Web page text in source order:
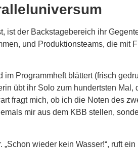
ist der Backstagebereich ihr
und Produktionsteams, die mit
Programmheft blättert (frisch
übt ihr Solo zum hundertsten
fragt mich, ob ich die Noten des
mir aus dem KBB stellen,
„Schon wieder kein Wasser!“, ruft